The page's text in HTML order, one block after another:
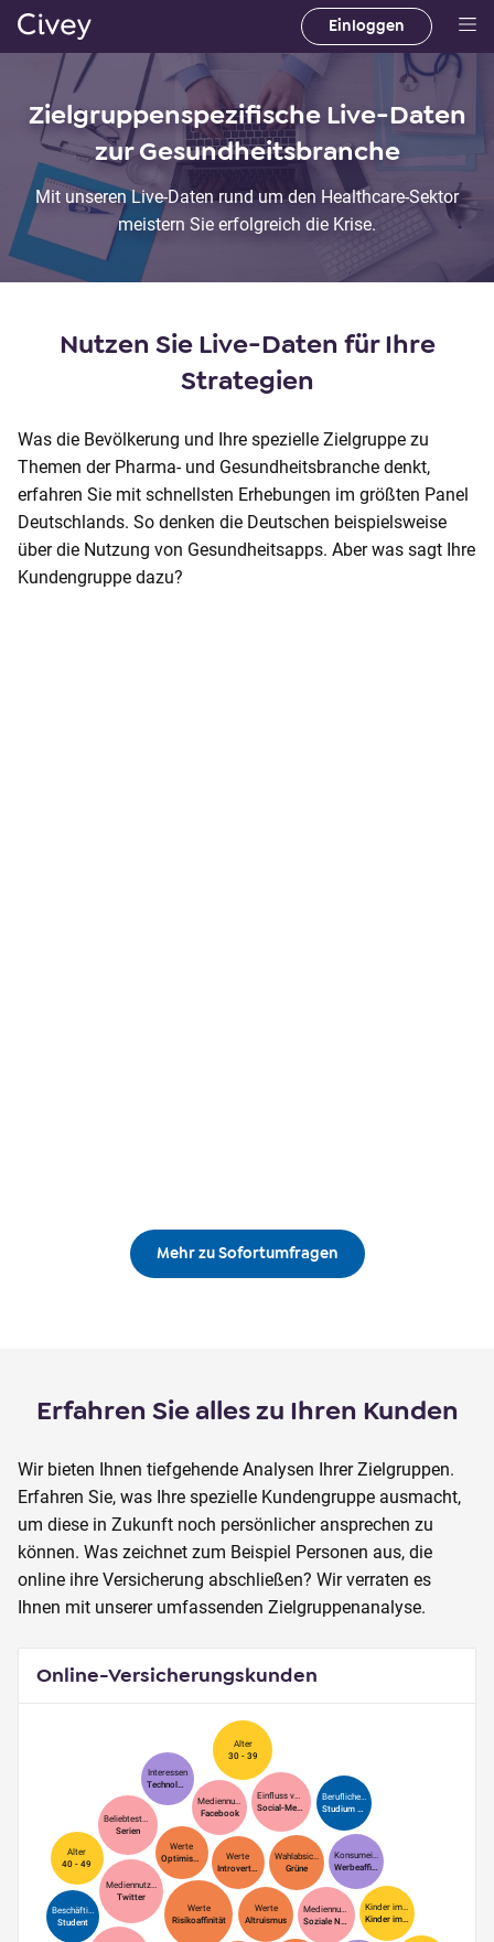
p
t
n
h
l
|
Einloggen
Zielgruppenspezifische Live-Daten
zur Gesundheitsbranche
Mit unseren Live-Daten rund um den Healthcare-Sektor
meistern Sie erfolgreich die Krise.
Nutzen Sie Live-Daten für Ihre
Strategien
Was die Bevölkerung und Ihre spezielle Zielgruppe zu
Themen der Pharma- und Gesundheitsbranche denkt,
erfahren Sie mit schnellsten Erhebungen im größten Panel
Deutschlands. So denken die Deutschen beispielsweise
über die Nutzung von Gesundheitsapps. Aber was sagt Ihre
Kundengruppe dazu?
Mehr zu Sofortumfragen
Erfahren Sie alles zu Ihren Kunden
Wir bieten Ihnen tiefgehende Analysen Ihrer Zielgruppen.
Erfahren Sie, was Ihre spezielle Kundengruppe ausmacht,
um diese in Zukunft noch persönlicher ansprechen zu
können. Was zeichnet zum Beispiel Personen aus, die
online ihre Versicherung abschließen? Wir verraten es
Ihnen mit unserer umfassenden Zielgruppenanalyse.